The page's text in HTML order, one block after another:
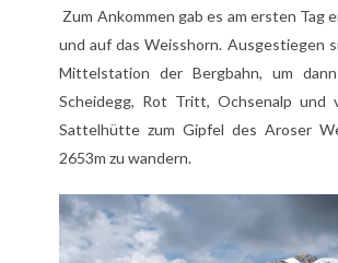
Zum Ankommen gab es am ersten Tag
und auf das Weisshorn. Ausgestiegen
Mittelstation der Bergbahn, um
Scheidegg, Rot Tritt, Ochsenalp und
Sattelhütte zum Gipfel des Aroser
2653m zu wandern.